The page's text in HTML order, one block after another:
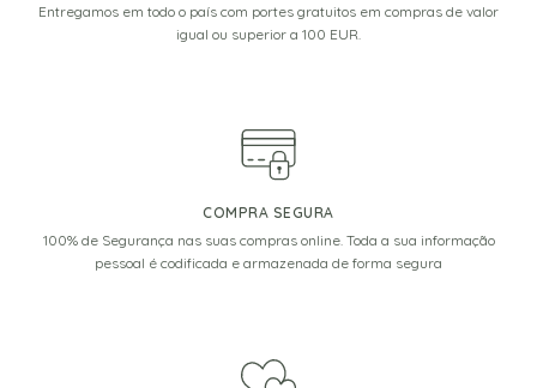
Entregamos em todo o país com portes gratuitos em compras de valor
igual ou superior a 100 EUR.
COMPRA SEGURA
100% de Segurança nas suas compras online. Toda a sua informação
pessoal é codificada e armazenada de forma segura